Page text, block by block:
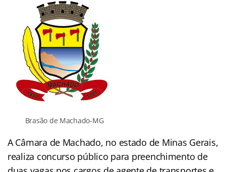
Brasão de Machado-MG
A Câmara de Machado, no estado de Minas Gerais,
realiza concurso público para preenchimento de